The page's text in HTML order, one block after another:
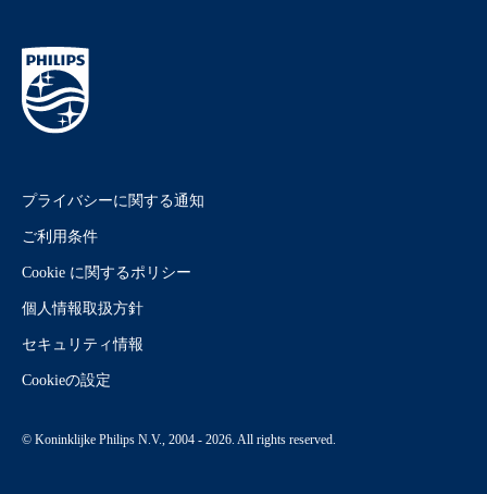
プライバシーに関する通知
ご利用条件
Cookie に関するポリシー
個人情報取扱方針
セキュリティ情報
Cookieの設定
© Koninklijke Philips N.V., 2004 - 2026. All rights reserved.